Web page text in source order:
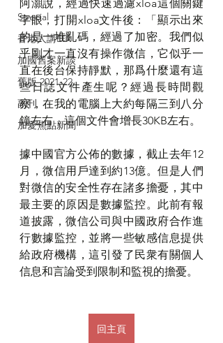
Special
香港人講ED
加國舊案新談
舊版 2021-22
副刊
加愛焦點新聞
阿灝說，經過快速過濾xloa這個關鍵
字眼，打開xloa文件後：「顯示出來
的是一堆亂碼，經過了加密。我們似
乎剛才一直沒有操作微信，它似乎一
直在後台保持靜默，那爲什麼還有這
些日誌文件產生呢？經過長時間觀
察，在我的電腦上大約每隔三到八分
鐘左右，這個文件會增長30KB左右。
據中國官方公佈的數據，截止去年12
月，微信用戶達到約13億。但是人們
對微信的安全性存在諸多擔憂，其中
最主要的原因是數據監控。此前有報
道披露，微信公司與中國政府合作進
行數據監控，並將一些敏感信息提供
給政府機構，這引發了民衆有關個人
信息和言論受到限制和監視的擔憂。
回主頁